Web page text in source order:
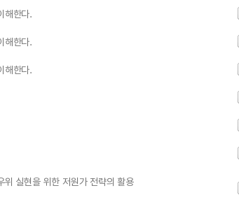
해한다.
해한다.
해한다.
위 실현을 위한 저원가 전략의 활용